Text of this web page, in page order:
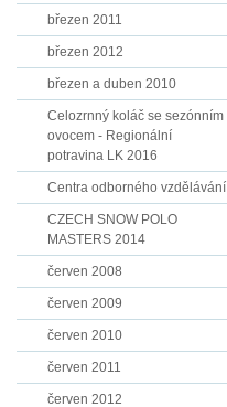
březen 2011
březen 2012
březen a duben 2010
Celozrnný koláč se sezónním
ovocem - Regionální
potravina LK 2016
Centra odborného vzdělávání
CZECH SNOW POLO
MASTERS 2014
červen 2008
červen 2009
červen 2010
červen 2011
červen 2012